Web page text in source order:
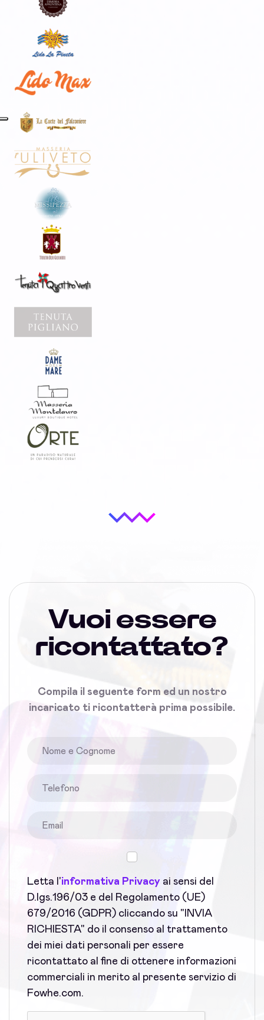
Vuoi essere
ricontattato?
Compila il seguente form ed un nostro
incaricato ti ricontatterà prima possibile.
Letta l'informativa Privacy ai sensi del
D.lgs.196/03 e del Regolamento (UE)
679/2016 (GDPR) cliccando su "INVIA
RICHIESTA" do il consenso al trattamento
dei miei dati personali per essere
ricontattato al fine di ottenere informazioni
commerciali in merito al presente servizio di
Fowhe.com.